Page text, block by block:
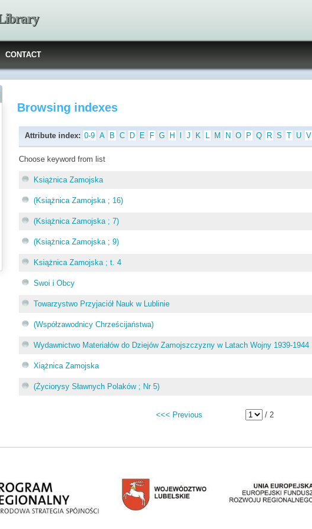
CONTACT
Browsing indexes
Attribute index: 0-9 A B C D E F G H J K L M N O P Q R S T U V
Choose keyword from list
Książnica Zamojska
(Książnica Zamojska ; 16)
(Książnica Zamojska ; 7)
(Książnica Zamojska ; 9)
Książnica Zamojska ; t. 4
Swoi i Obcy
Towarzystwo Przyjaciół Nauk w Lublinie
(Współzawodnicy Chrześcijaństwa)
Wydawnictwo Materiałów do Dziejów Zamojszczyzny w Latach Wojny 1939-1944
Xiążnica Zamojska
(Życiorysy Sławnych Polaków ; Nr 5)
<<< Previous / 2